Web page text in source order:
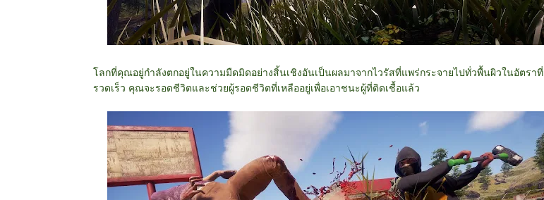
โลกที่คุณอยู่กำลังตกอยู่ในความมืดมิดอย่างสิ้นเชิงอันเป็นผลมาจากไวรัสที่แพร่กระจายไปทั่วพื้นผิวในอัตราที่
รวดเร็ว คุณจะรอดชีวิตและช่วยผู้รอดชีวิตที่เหลืออยู่เพื่อเอาชนะผู้ที่ติดเชื้อแล้ว